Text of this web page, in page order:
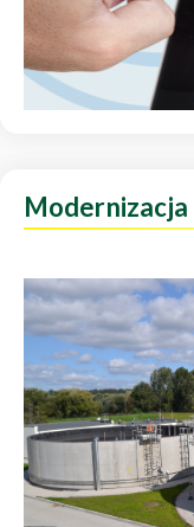
Modernizacja